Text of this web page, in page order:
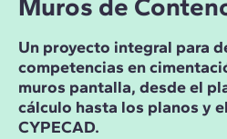
Muros de
Un proyecto integral para
competencias en
muros pantalla, desde el
cálculo hasta los planos y
CYPECAD.